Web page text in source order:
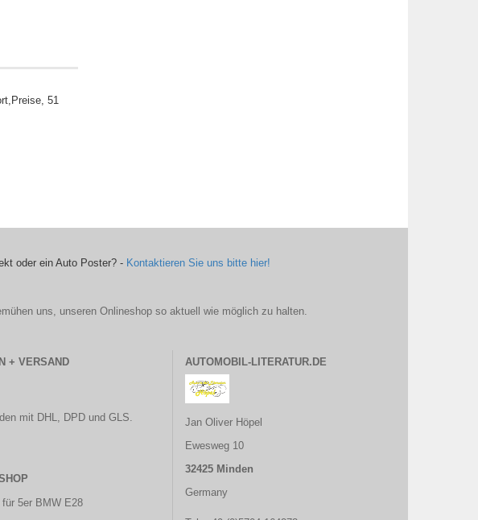
51
oder ein Auto Poster? - Kontaktieren Sie uns bitte hier!
uns, unseren Onlineshop so aktuell wie möglich zu halten.
+ VERSAND
mit DHL, DPD und GLS.
5er BMW E28
AUTOMOBIL-LITERATUR.DE
Jan Oliver Höpel
Ewesweg 10
32425 Minden
Germany